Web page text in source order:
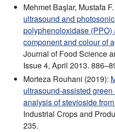
Mehmet Başlar, Mustafa
ultrasound and
polyphenoloxidase (PPO)
component and colour of
Journal of Food Science
Issue 4, April 2013.
Morteza Rouhani (2019):
ultrasound-assisted
analysis of stevioside
Industrial Crops and
235.